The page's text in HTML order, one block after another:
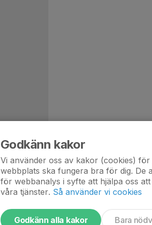
Godkänn kakor
Vi använder oss av kakor (cookies)
webbplats ska fungera bra för dig. De
för webbanalys i syfte att hjälpa oss
våra tjänster. Så använder vi cookies
Godkänn alla kakor Bara